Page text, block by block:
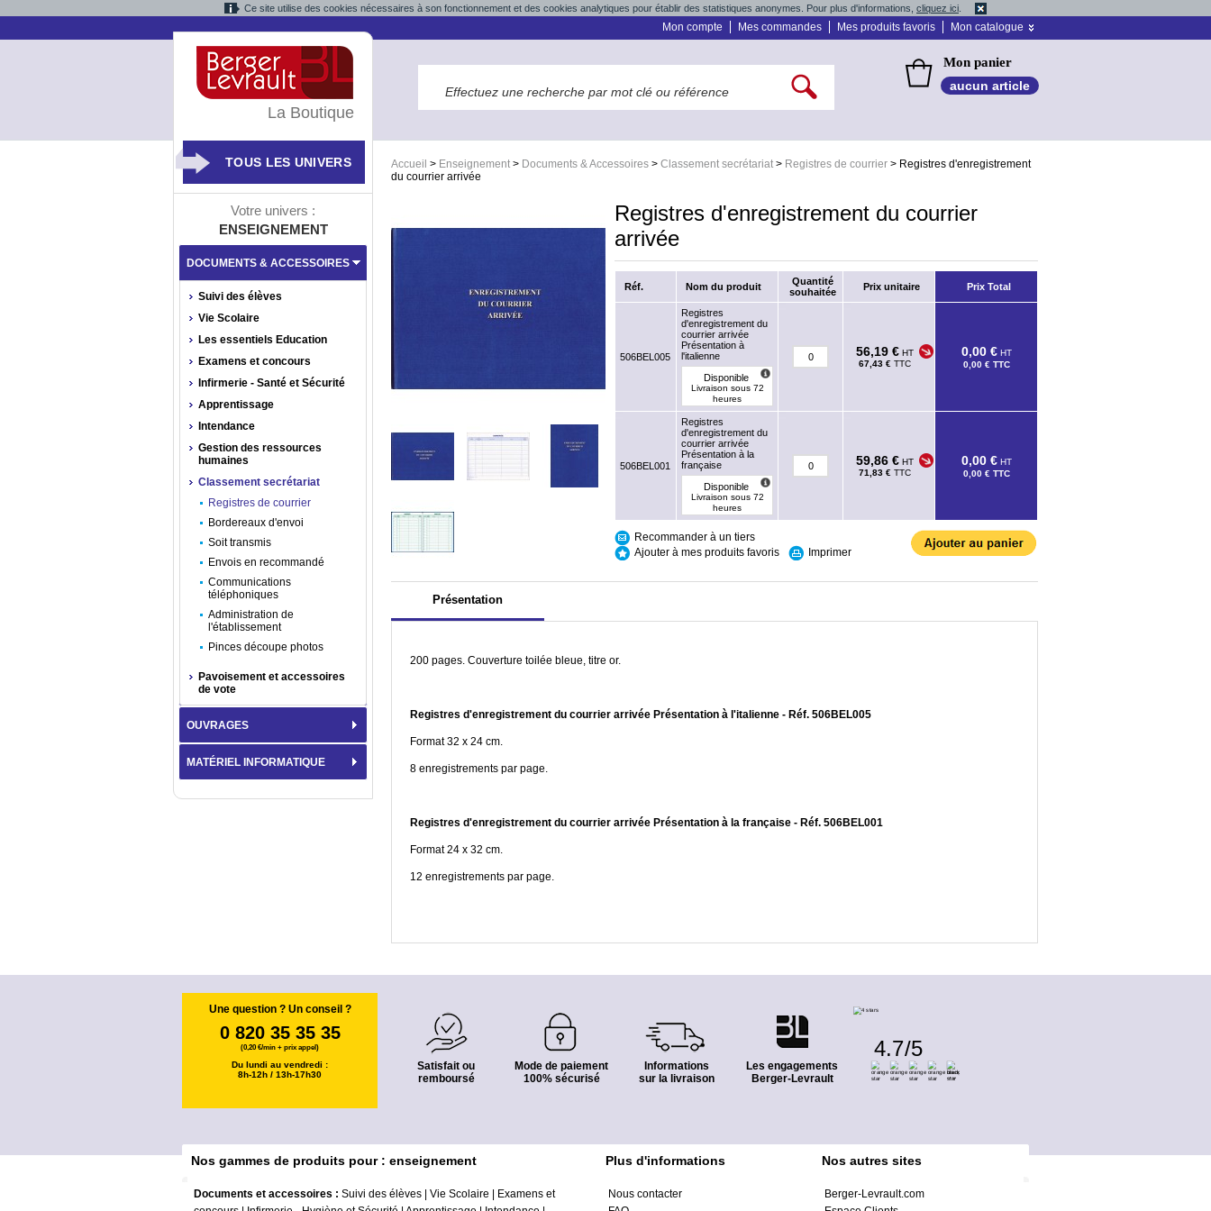
Ce site utilise des cookies nécessaires à son fonctionnement et des cookies analytiques pour établir des statistiques anonymes. Pour plus d'informations, cliquez ici
Mon compte Mes commandes Mes produits favoris Mon catalogue
Mon panier
aucun article
Accueil > Enseignement > Documents & Accessoires > Classement secrétariat > Registres de courrier > Registres d'enregistrement
du courrier arrivée
Registres d'enregistrement du courrier
arrivée
Réf. Nom du produit
Quantité
souhaitée
Prix unitaire Prix Total
506BEL005
Registres
d'enregistrement du
courrier arrivée
Présentation à
l'italienne
Disponible
Livraison sous 72
heures
56,19 € HT
67,43 € TTC
0,00 € HT
0,00 € TTC
506BEL001
Registres
d'enregistrement du
courrier arrivée
Présentation à la
française
Disponible
Livraison sous 72
heures
59,86 € HT
71,83 € TTC
0,00 € HT
0,00 € TTC
Recommander à un tiers
Ajouter à mes produits favoris
Imprimer
Présentation
200 pages. Couverture toilée bleue, titre or.
Registres d'enregistrement du courrier arrivée Présentation à l'italienne - Réf. 506BEL005
Format 32 x 24 cm.
8 enregistrements par page.
Registres d'enregistrement du courrier arrivée Présentation à la française - Réf. 506BEL001
Format 24 x 32 cm.
12 enregistrements par page.
La Boutique
TOUS LES UNIVERS
Votre univers :
ENSEIGNEMENT
DOCUMENTS & ACCESSOIRES
Suivi des élèves
Vie Scolaire
Les essentiels Education
Examens et concours
Infirmerie - Santé et Sécurité
Apprentissage
Intendance
Gestion des ressources
humaines
Classement secrétariat
Registres de courrier
Bordereaux d'envoi
Soit transmis
Envois en recommandé
Communications
téléphoniques
Administration de
l'établissement
Pinces découpe photos
Pavoisement et accessoires
de vote
OUVRAGES
MATÉRIEL INFORMATIQUE
Une question ? Un conseil ?
0 820 35 35 35
(0,20 €/min + prix appel)
Du lundi au vendredi :
8h-12h / 13h-17h30
Satisfait ou
remboursé
Mode de paiement
100% sécurisé
Informations
sur la livraison
Les engagements
Berger-Levrault
4.7/5
Nos gammes de produits pour : enseignement
Documents et accessoires : Suivi des élèves Vie Scolaire
Examens et
Plus d'informations
Nous contacter
Nos autres sites
Berger-Levrault.com